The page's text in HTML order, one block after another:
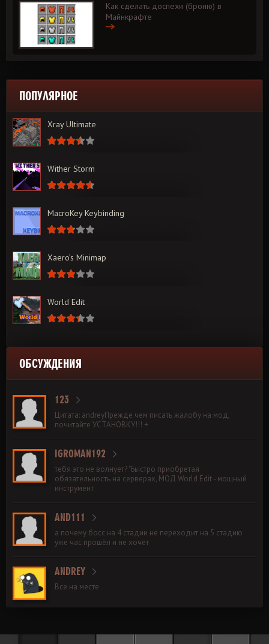
Как сделать доспехи (броню) в
Майнкрафте
ПОПУЛЯРНОЕ
Xray Ultimate
Wither Storm
MacroKey Keybinding
Xaero’s Minimap
World Edit
ОБСУЖДЕНИЯ
123
Цитата: andreyПрежде чем писать жалобу на мод,
почитайте УСТАНОВКУ!!! +
IGROMAN192
тебя это не волнует? "Быстро приобретая
обязательность на серверах, МОД World Edit - мощный
инструмент
AND111
а почему босс на 4 стадии не переходит на 5 стадию
уже час прошёл и не хочет
ANDREY
Все на месте